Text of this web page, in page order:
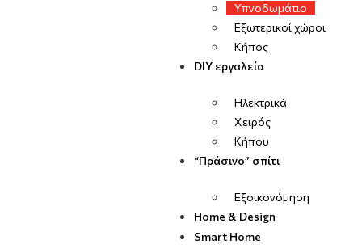
Υπνοδωμάτιο
Εξωτερικοί χώροι
Κήπος
DIY εργαλεία
Ηλεκτρικά
Χειρός
Κήπου
“Πράσινο” σπίτι
Εξοικονόμηση
Home & Design
Smart Home